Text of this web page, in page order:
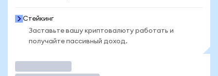
Стейкинг
Заставьте вашу криптовалюту работать и
получайте пассивный доход.